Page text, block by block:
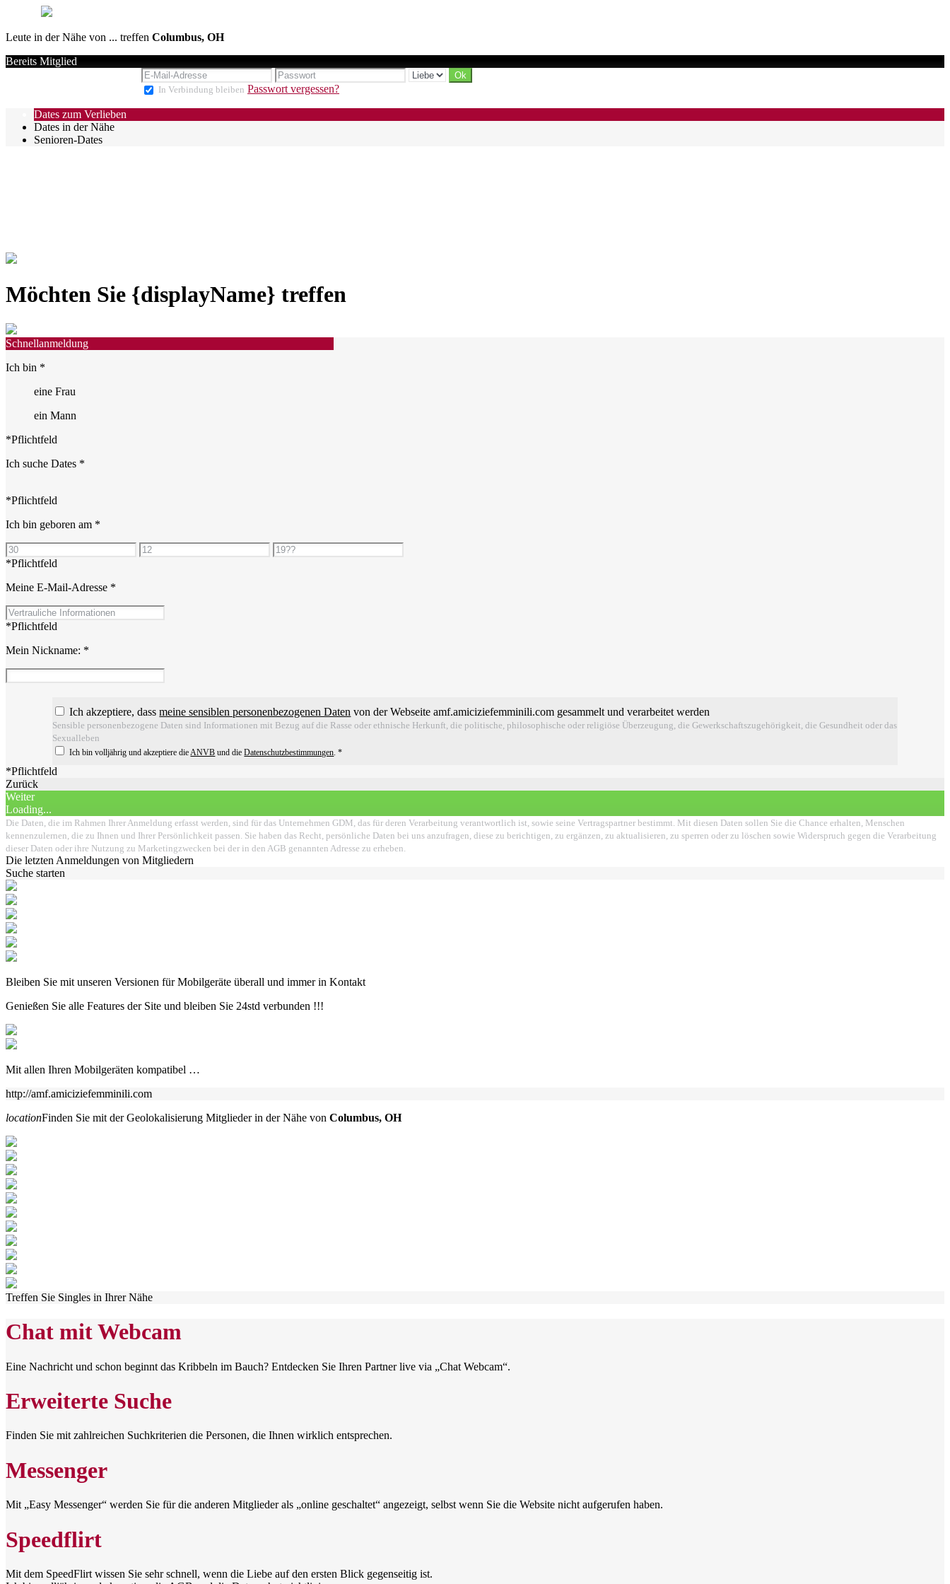
Leute in der Nähe von ... treffen Columbus, OH
Bereits Mitglied
In Verbindung bleiben Passwort vergessen?
Dates zum Verlieben
Dates in der Nähe
Senioren-Dates
Möchten Sie {displayName} treffen
Schnellanmeldung
Ich bin *
eine Frau
ein Mann
*Pflichtfeld
Ich suche Dates *
*Pflichtfeld
Ich bin geboren am *
*Pflichtfeld
Meine E-Mail-Adresse *
*Pflichtfeld
Mein Nickname: *
Ich akzeptiere, dassmeine sensiblen personenbezogenen Daten von der Webseite amf.amiciziefemminili.com gesammelt und verarbeitet werden
Sensible personenbezogene Daten sind Informationen mit Bezug auf die Rasse oder ethnische Herkunft, die politische, philosophische oder religiöse Überzeugung, die Gewerkschaftszugehörigkeit, die Gesundheit oder das
Sexualleben
Ich bin volljährig und akzeptiere die ANVB und dieDatenschutzbestimmungen .*
*Pflichtfeld
Zurück
Weiter
Loading...
Die Daten, die im Rahmen Ihrer Anmeldung erfasst werden, sind für das Unternehmen GDM, das für deren Verarbeitung verantwortlich ist, sowie seine Vertragspartner bestimmt. Mit diesen Daten sollen Sie die Chance erhalten, Menschen
kennenzulernen, die zu Ihnen und Ihrer Persönlichkeit passen. Sie haben das Recht, persönliche Daten bei uns anzufragen, diese zu berichtigen, zu ergänzen, zu aktualisieren, zu sperren oder zu löschen sowie Widerspruch gegen die Verarbeitung
dieser Daten oder ihre Nutzung zu Marketingzwecken bei der in den AGB genannten Adresse zu erheben.
Die letzten Anmeldungen von Mitgliedern
Suche starten
Bleiben Sie mit unseren Versionen für Mobilgeräte überall und immer in Kontakt
Genießen Sie alle Features der Site und bleiben Sie 24std verbunden !!!
Mit allen Ihren Mobilgeräten kompatibel …
http://amf.amiciziefemminili.com
locationFinden Sie mit der Geolokalisierung Mitglieder in der Nähe von Columbus, OH
Treffen Sie Singles in Ihrer Nähe
Chat mit Webcam
Eine Nachricht und schon beginnt das Kribbeln im Bauch? Entdecken Sie Ihren Partner live via „Chat Webcam“.
Erweiterte Suche
Finden Sie mit zahlreichen Suchkriterien die Personen, die Ihnen wirklich entsprechen.
Messenger
Mit „Easy Messenger“ werden Sie für die anderen Mitglieder als „online geschaltet“ angezeigt, selbst wenn Sie die Website nicht aufgerufen haben.
Speedflirt
Mit dem SpeedFlirt wissen Sie sehr schnell, wenn die Liebe auf den ersten Blick gegenseitig ist.